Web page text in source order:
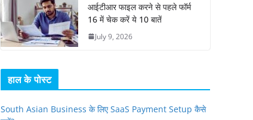
आईटीआर फाइल करने से पहले फॉर्म
16 में चेक करें ये 10 बातें
July 9, 2026
हाल के पोस्ट
South Asian Business के लिए SaaS Payment Setup कैसे